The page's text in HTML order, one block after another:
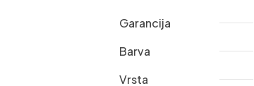
Garancija
Barva
Vrsta